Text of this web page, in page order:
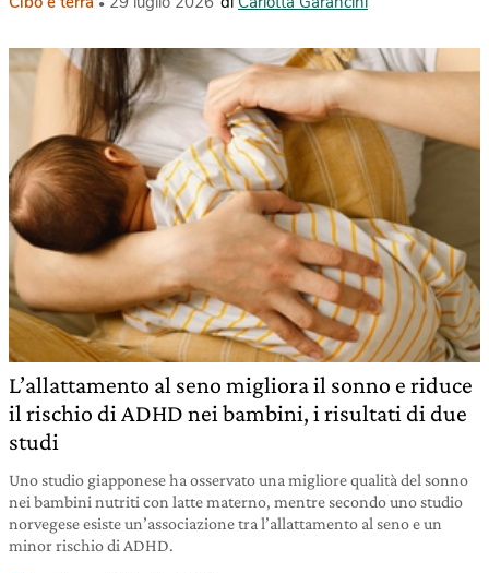
L’allattamento al seno migliora il sonno e riduce
il rischio di ADHD nei bambini, i risultati di due
studi
Uno studio giapponese ha osservato una migliore qualità del sonno
nei bambini nutriti con latte materno, mentre secondo uno studio
norvegese esiste un’associazione tra l’allattamento al seno e un
minor rischio di ADHD.